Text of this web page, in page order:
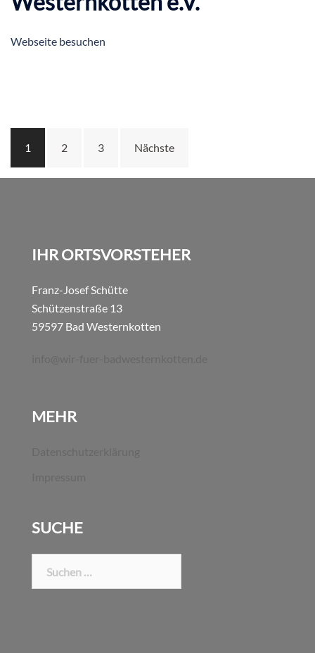
Webseite besuchen
der
Beiträge
1 2 3 Nächste
IHR ORTSVORSTEHER
Franz-Josef Schütte
Schützenstraße 13
59597 Bad Westernkotten
MEHR
SUCHE
nach: